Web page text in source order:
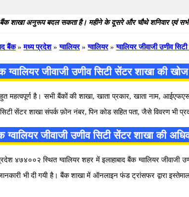
बैंक शाखा अनुरूप बदल सकता है। महीने के दूसरे और चौथे शनिवार एवं
बैंक » मध्य प्रदेश » ग्वालियर » ग्वालियर » ग्वालियर जीवाजी उणीव
ग्वालियर जीवाजी उणीव सिटी सेंटर शाखा की
महत्वपूर्ण है। सभी बैंकों की शाखा, खाता प्रकार, खाता नाम,
सेंटर शाखा संपर्क फ़ोन नंबर, पिन कोड सहित पता, जैसे विवरण भी
ग्वालियर जीवाजी उणीव सिटी सेंटर शाखा की
४७४००२ स्थित ग्वालियर शहर में इलाहाबाद बैंक ग्वालियर
भी दी गयी है। बैंक शाखा में ऑनलाइन फंड ट्रांसफर द्वारा